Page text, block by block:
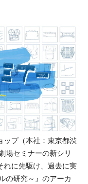
ップ（本社：東京都渋
場セミナーの新シリ
れに先駆け、過去に実
の研究～』のアーカ